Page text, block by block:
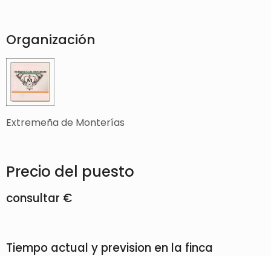
Organización
Extremeña de Monterías
Precio del puesto
consultar €
Tiempo actual y prevision en la finca